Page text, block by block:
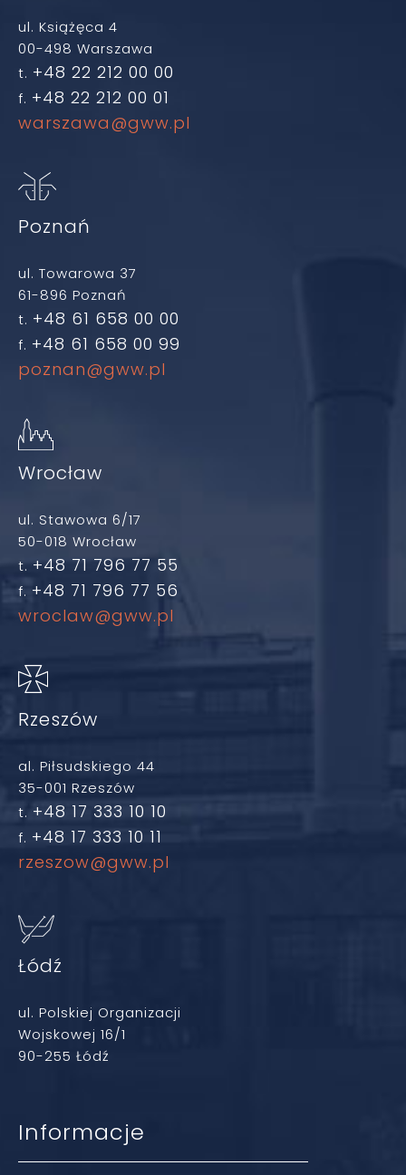
ul. Książęca 4
00-498 Warszawa
t. +48 22 212 00 00
f. +48 22 212 00 01
warszawa@gww.pl
Poznań
ul. Towarowa 37
61-896 Poznań
t. +48 61 658 00 00
f. +48 61 658 00 99
poznan@gww.pl
Wrocław
ul. Stawowa 6/17
50-018 Wrocław
t. +48 71 796 77 55
f. +48 71 796 77 56
wroclaw@gww.pl
Rzeszów
al. Piłsudskiego 44
35-001 Rzeszów
t. +48 17 333 10 10
f. +48 17 333 10 11
rzeszow@gww.pl
Łódź
ul. Polskiej Organizacji
Wojskowej 16/1
90-255 Łódź
Informacje